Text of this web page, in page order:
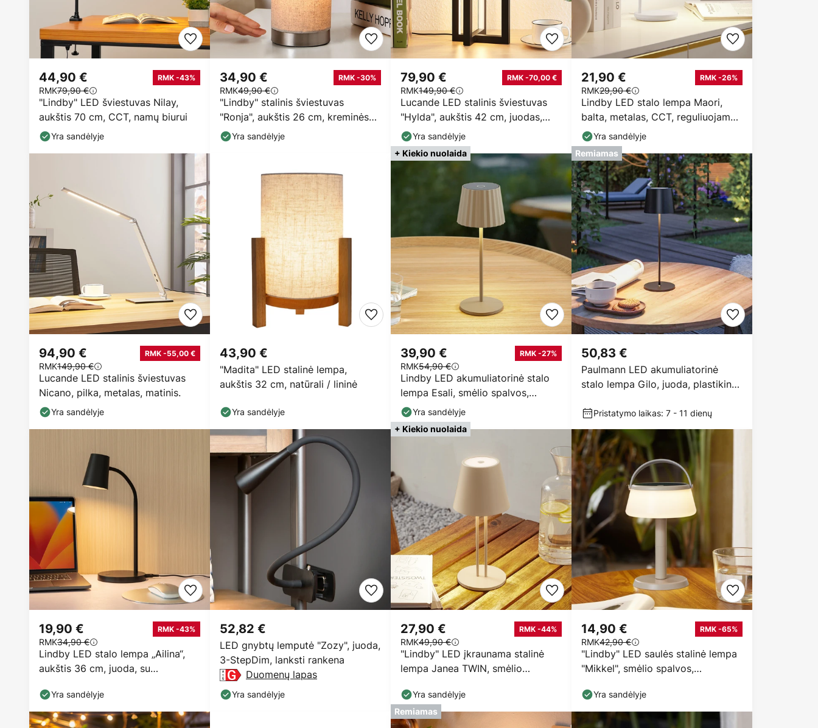
"Lindby" LED šviestuvas Nilay,
aukštis 70 cm, CCT, namų biurui
44,90 € RMK -43%
RMK79,90 €
Yra sandėlyje
"Lindby" stalinis šviestuvas
"Ronja", aukštis 26 cm, kreminės
spalvos, tekstilė
34,90 € RMK -30%
RMK49,90 €
Yra sandėlyje
Lucande LED stalinis šviestuvas
"Hylda", aukštis 42 cm, juodas,
aliuminis
79,90 € RMK -70,00 €
RMK149,90 €
Yra sandėlyje
Lindby LED stalo lempa Maori,
balta, metalas, CCT, reguliuojamas
šviesos
21,90 € RMK -26%
RMK29,90 €
Yra sandėlyje
Lucande LED stalinis šviestuvas
Nicano, pilka, metalas, matinis.
94,90 € RMK -55,00 €
RMK149,90 €
Yra sandėlyje
"Madita" LED stalinė lempa,
aukštis 32 cm, natūrali / lininė
43,90 €
Yra sandėlyje
+ Kiekio nuolaida
Lindby LED akumuliatorinė stalo
lempa Esali, smėlio spalvos,
metalas, IP65
39,90 € RMK -27%
RMK54,90 €
Yra sandėlyje
Remiamas
Paulmann LED akumuliatorinė
stalo lempa Gilo, juoda, plastikinė,
50,83 €
Pristatymo laikas: 7 - 11 dienų
Lindby LED stalo lempa „Ailina“,
aukštis 36 cm, juoda, su
19,90 € RMK -43%
RMK34,90 €
Yra sandėlyje
LED gnybtų lemputė "Zozy", juoda,
3-StepDim, lanksti rankena
52,82 €
Duomenų lapas
Yra sandėlyje
+ Kiekio nuolaida
"Lindby" LED įkraunama stalinė
lempa Janea TWIN, smėlio
27,90 € RMK -44%
RMK49,90 €
Yra sandėlyje
"Lindby" LED saulės stalinė lempa
"Mikkel", smėlio spalvos,
14,90 € RMK -65%
RMK42,90 €
Yra sandėlyje
Remiamas